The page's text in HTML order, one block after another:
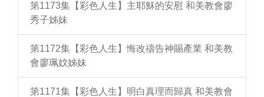
第1173集【彩色人生】主耶穌的安慰 和美教會廖
秀子姊妹
第1172集【彩色人生】悔改禱告神賜產業 和美教
會廖珮妏姊妹
第1171集【彩色人生】明白真理而歸真 和美教會